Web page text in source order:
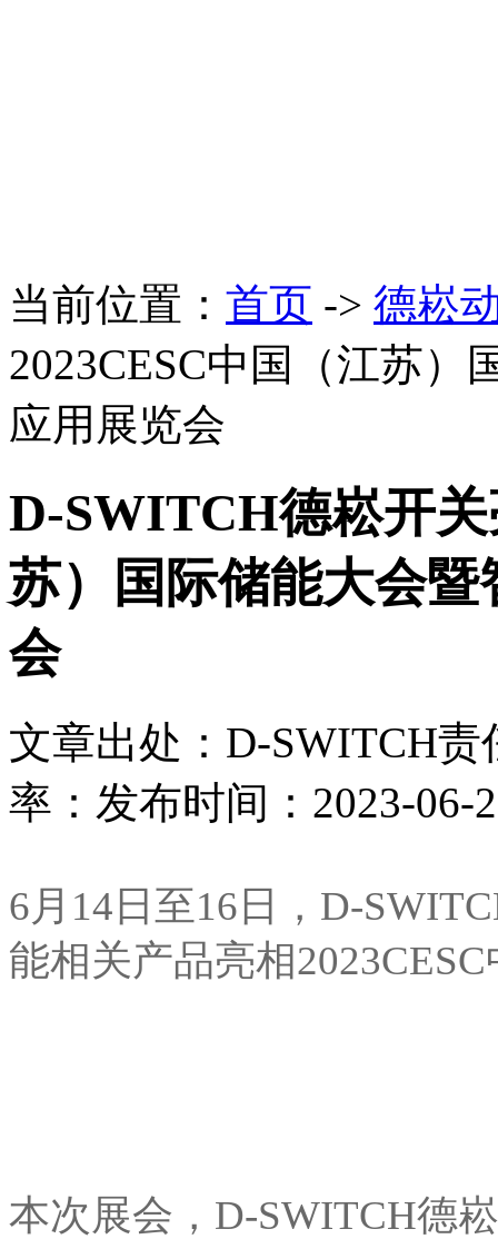
当前位置： 首页 -> 德崧
2023CESC中国（江苏
应用展览会
D-SWITCH德崧开
苏）国际储能大会
会
文章出处：D-SWITCH责
率： 发布时间：2023-06-
6月14日至16日，D-
能相关产品亮相
本次展会，D-SWITCH德